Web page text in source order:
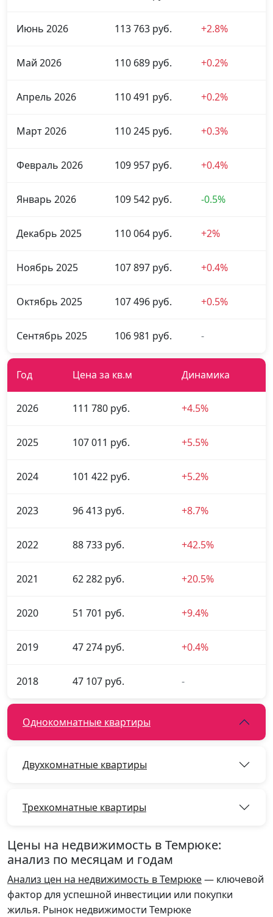
Июнь 2026 113 763 руб. +2.8%
Май 2026 110 689 руб. +0.2%
Апрель 2026 110 491 руб. +0.2%
Март 2026 110 245 руб. +0.3%
Февраль 2026 109 957 руб. +0.4%
Январь 2026 109 542 руб. -0.5%
Декабрь 2025 110 064 руб. +2%
Ноябрь 2025 107 897 руб. +0.4%
Октябрь 2025 107 496 руб. +0.5%
Сентябрь 2025 106 981 руб. -
Год Цена за кв.м Динамика
2026 111 780 руб. +4.5%
2025 107 011 руб. +5.5%
2024 101 422 руб. +5.2%
2023 96 413 руб. +8.7%
2022 88 733 руб. +42.5%
2021 62 282 руб. +20.5%
2020 51 701 руб. +9.4%
2019 47 274 руб. +0.4%
2018 47 107 руб. -
Однокомнатные квартиры
Двухкомнатные квартиры
Трехкомнатные квартиры
Цены на недвижимость в Темрюке:
анализ по месяцам и годам
Анализ цен на недвижимость в Темрюке— ключевой
фактор для успешной инвестиции или покупки
жилья. Рынок недвижимости Темрюке